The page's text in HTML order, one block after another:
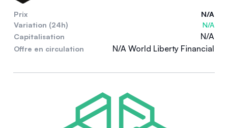
Prix
N/A
Variation (24h)
N/A
Capitalisation
N/A
Offre en circulation N/A World Liberty Financial